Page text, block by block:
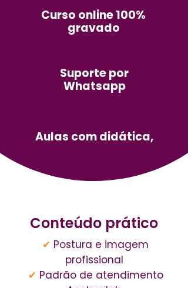
Curso online 100%
gravado
Suporte por
Whatsapp
Aulas com didática,
Conteúdo prático
✔ Postura e imagem
profissional
✔ Padrão de atendimento